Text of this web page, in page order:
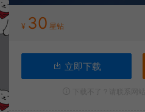
¥ 30 星钻
立即下载